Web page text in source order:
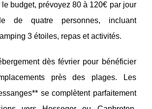
budget, prévoyez 80 à 120€ par jour
de quatre personnes, incluant
3 étoiles, repas et activités.
dès février pour bénéficier
près des plages. Les
se complètent parfaitement